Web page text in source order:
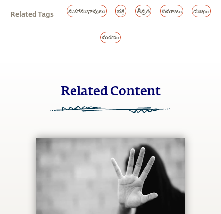
Related Tags మహానుభావులు భక్తి తీవ్రత సమాజం దుఃఖం
మరణం
Related Content